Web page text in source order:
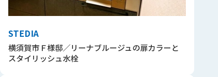
STEDIA
横須賀市Ｆ様邸／リーナブルージュの扉カラーと
スタイリッシュ水栓